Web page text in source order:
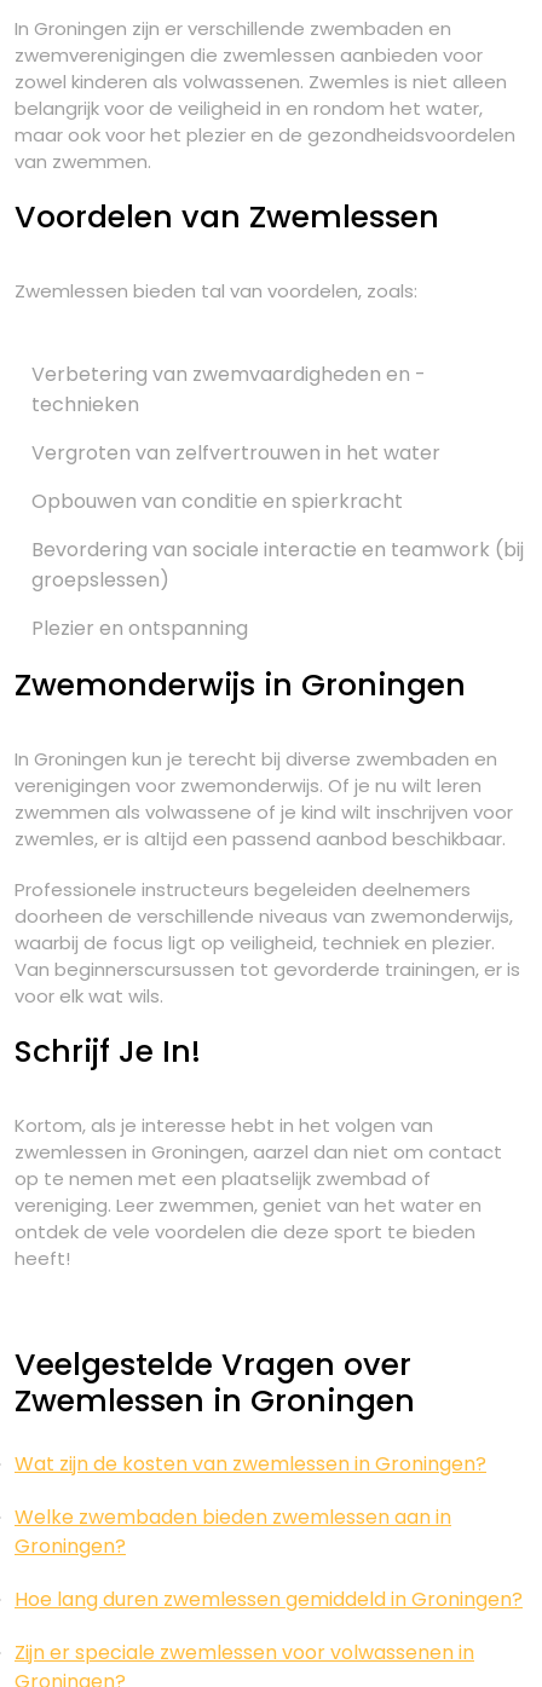
In Groningen zijn er verschillende zwembaden en
zwemverenigingen die zwemlessen aanbieden voor
zowel kinderen als volwassenen. Zwemles is niet alleen
belangrijk voor de veiligheid in en rondom het water,
maar ook voor het plezier en de gezondheidsvoordelen
van zwemmen.
Voordelen van Zwemlessen
Zwemlessen bieden tal van voordelen, zoals:
Verbetering van zwemvaardigheden en -
technieken
Vergroten van zelfvertrouwen in het water
Opbouwen van conditie en spierkracht
Bevordering van sociale interactie en teamwork (bij
groepslessen)
Plezier en ontspanning
Zwemonderwijs in Groningen
In Groningen kun je terecht bij diverse zwembaden en
verenigingen voor zwemonderwijs. Of je nu wilt leren
zwemmen als volwassene of je kind wilt inschrijven voor
zwemles, er is altijd een passend aanbod beschikbaar.
Professionele instructeurs begeleiden deelnemers
doorheen de verschillende niveaus van zwemonderwijs,
waarbij de focus ligt op veiligheid, techniek en plezier.
Van beginnerscursussen tot gevorderde trainingen, er is
voor elk wat wils.
Schrijf Je In!
Kortom, als je interesse hebt in het volgen van
zwemlessen in Groningen, aarzel dan niet om contact
op te nemen met een plaatselijk zwembad of
vereniging. Leer zwemmen, geniet van het water en
ontdek de vele voordelen die deze sport te bieden
heeft!
Veelgestelde Vragen over
Zwemlessen in Groningen
Wat zijn de kosten van zwemlessen in Groningen?
Welke zwembaden bieden zwemlessen aan in
Groningen?
Hoe lang duren zwemlessen gemiddeld in Groningen?
Zijn er speciale zwemlessen voor volwassenen in